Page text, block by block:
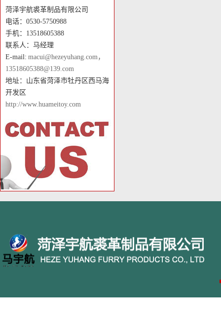
菏泽宇航裘革制品有限公司
电话：0530-5750988
手机：13518605388
联系人：马经理
E-mail: macui@hezeyuhang.com，
13518605388@139.com
地址：山东省菏泽市牡丹区西马海
开发区
http://www.huameitoy.com